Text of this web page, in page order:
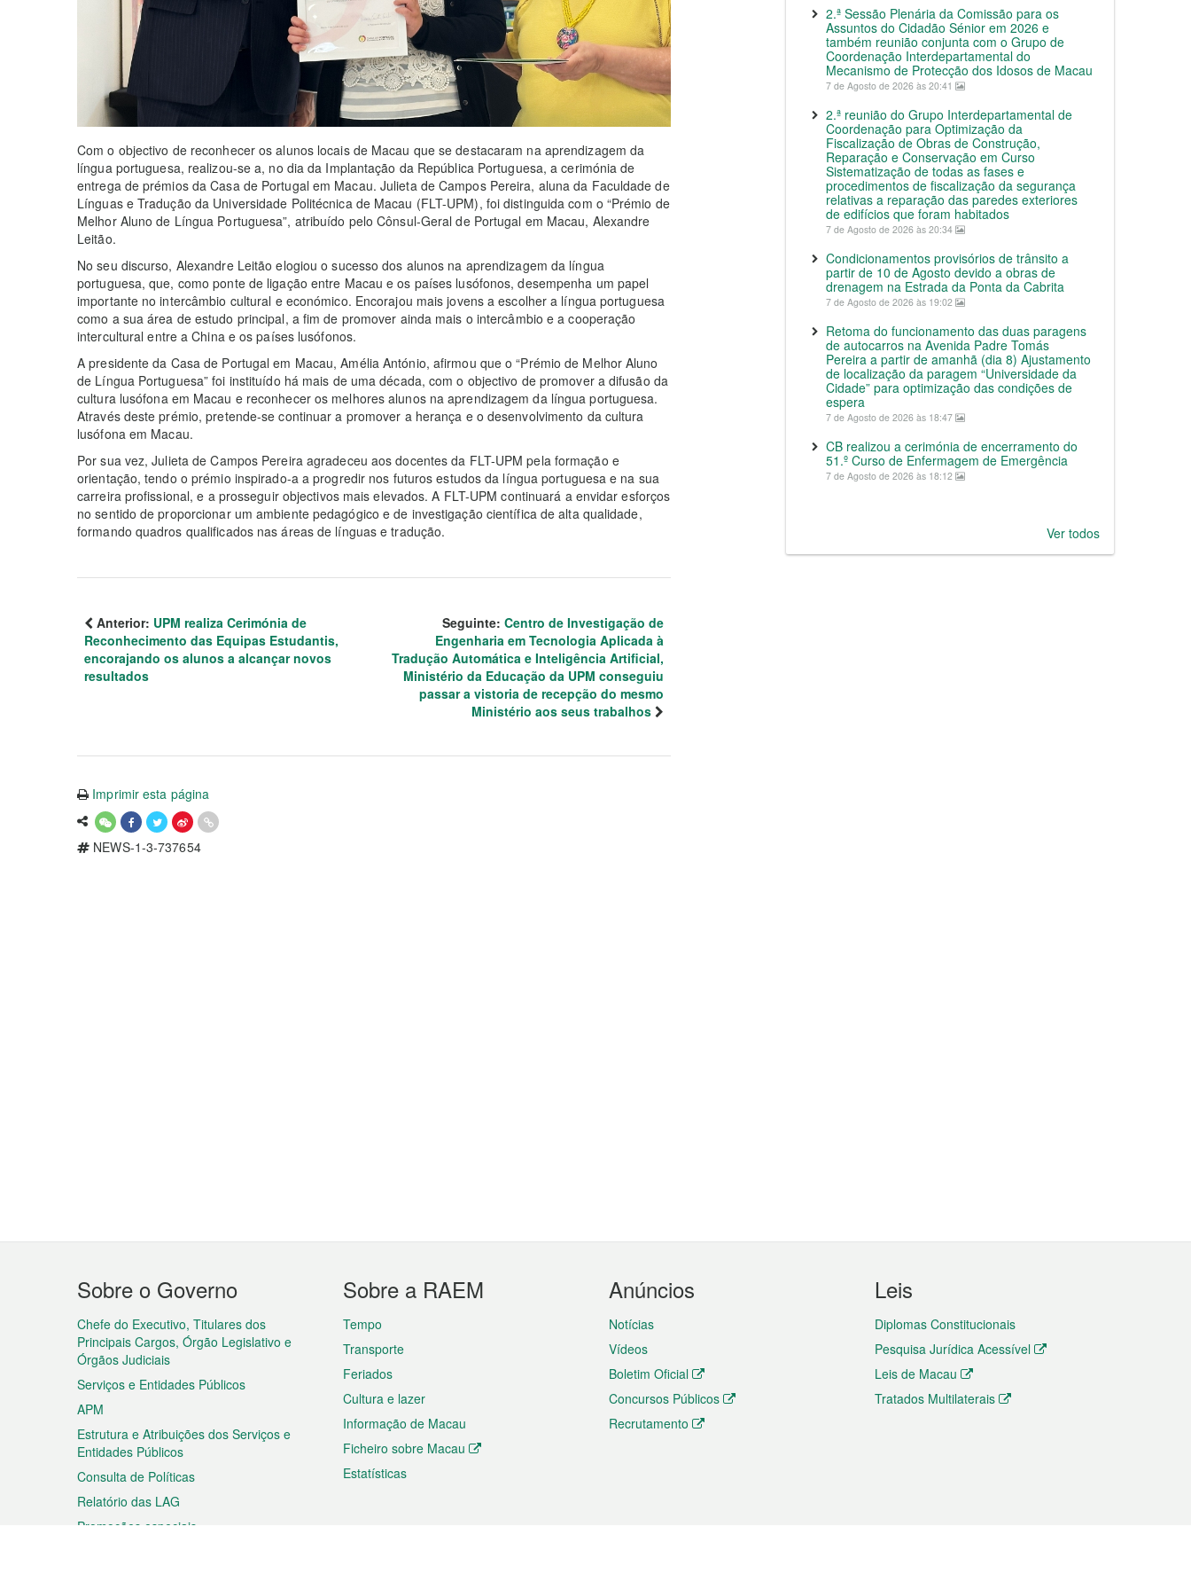
Com o objectivo de reconhecer os alunos locais de Macau que se destacaram na aprendizagem da
língua portuguesa, realizou-se a, no dia da Implantação da República Portuguesa, a cerimónia de
entrega de prémios da Casa de Portugal em Macau. Julieta de Campos Pereira, aluna da Faculdade de
Línguas e Tradução da Universidade Politécnica de Macau (FLT-UPM), foi distinguida com o “Prémio de
Melhor Aluno de Língua Portuguesa”, atribuído pelo Cônsul-Geral de Portugal em Macau, Alexandre
Leitão.
No seu discurso, Alexandre Leitão elogiou o sucesso dos alunos na aprendizagem da língua
portuguesa, que, como ponte de ligação entre Macau e os países lusófonos, desempenha um papel
importante no intercâmbio cultural e económico. Encorajou mais jovens a escolher a língua portuguesa
como a sua área de estudo principal, a fim de promover ainda mais o intercâmbio e a cooperação
intercultural entre a China e os países lusófonos.
A presidente da Casa de Portugal em Macau, Amélia António, afirmou que o “Prémio de Melhor Aluno
de Língua Portuguesa” foi instituído há mais de uma década, com o objectivo de promover a difusão da
cultura lusófona em Macau e reconhecer os melhores alunos na aprendizagem da língua portuguesa.
Através deste prémio, pretende-se continuar a promover a herança e o desenvolvimento da cultura
lusófona em Macau.
Por sua vez, Julieta de Campos Pereira agradeceu aos docentes da FLT-UPM pela formação e
orientação, tendo o prémio inspirado-a a progredir nos futuros estudos da língua portuguesa e na sua
carreira profissional, e a prosseguir objectivos mais elevados. A FLT-UPM continuará a envidar esforços
no sentido de proporcionar um ambiente pedagógico e de investigação científica de alta qualidade,
formando quadros qualificados nas áreas de línguas e tradução.
Anterior: UPM realiza Cerimónia de
Reconhecimento das Equipas Estudantis,
encorajando os alunos a alcançar novos
resultados
Seguinte: Centro de Investigação de
Engenharia em Tecnologia Aplicada à
Tradução Automática e Inteligência Artificial,
Ministério da Educação da UPM conseguiu
passar a vistoria de recepção do mesmo
Ministério aos seus trabalhos
Imprimir esta página
NEWS-1-3-737654
2.ª Sessão Plenária da Comissão para os
Assuntos do Cidadão Sénior em 2026 e
também reunião conjunta com o Grupo de
Coordenação Interdepartamental do
Mecanismo de Protecção dos Idosos de Macau
7 de Agosto de 2026 às 20:41
2.ª reunião do Grupo Interdepartamental de
Coordenação para Optimização da
Fiscalização de Obras de Construção,
Reparação e Conservação em Curso
Sistematização de todas as fases e
procedimentos de fiscalização da segurança
relativas a reparação das paredes exteriores
de edifícios que foram habitados
7 de Agosto de 2026 às 20:34
Condicionamentos provisórios de trânsito a
partir de 10 de Agosto devido a obras de
drenagem na Estrada da Ponta da Cabrita
7 de Agosto de 2026 às 19:02
Retoma do funcionamento das duas paragens
de autocarros na Avenida Padre Tomás
Pereira a partir de amanhã (dia 8) Ajustamento
de localização da paragem “Universidade da
Cidade” para optimização das condições de
espera
7 de Agosto de 2026 às 18:47
CB realizou a cerimónia de encerramento do
51.º Curso de Enfermagem de Emergência
7 de Agosto de 2026 às 18:12
Ver todos
Menu
do
rodapé
Sobre o Governo
Chefe do Executivo, Titulares dos
Principais Cargos, Órgão Legislativo e
Órgãos Judiciais
Serviços e Entidades Públicos
APM
Estrutura e Atribuições dos Serviços e
Entidades Públicos
Consulta de Políticas
Relatório das LAG
Promoções especiais
Sobre a RAEM
Tempo
Transporte
Feriados
Cultura e lazer
Informação de Macau
Ficheiro sobre Macau
Estatísticas
Anúncios
Notícias
Vídeos
Boletim Oficial
Concursos Públicos
Recrutamento
Leis
Diplomas Constitucionais
Pesquisa Jurídica Acessível
Leis de Macau
Tratados Multilaterais